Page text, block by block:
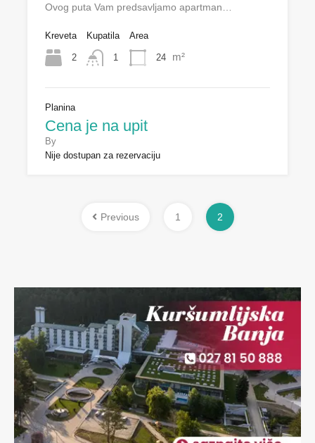
Ovog puta Vam predsavljamo apartman…
Kreveta
2
Kupatila
1
Area
24 m²
Planina
Cena je na upit
By
Nije dostupan za rezervaciju
Previous 1 2